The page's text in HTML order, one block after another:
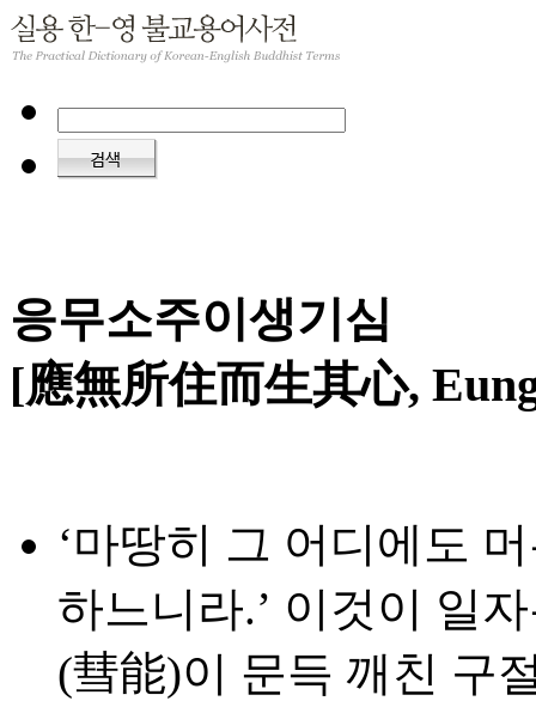
응무소주이생기심
[應無所住而生其心,
‘마땅히 그 어디에도
하느니라.’ 이것이 일
(彗能)이 문득 깨친 구